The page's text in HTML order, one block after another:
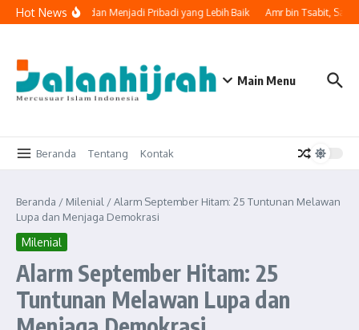
Lewati ke konten
Hot News
Lembaran Baru dan Menjadi Pribadi yang Lebih Baik Amr bin Tsabit,
Main Menu
Beranda Tentang Kontak
Beranda / Milenial /Alarm September Hitam: 25 Tuntunan Melawan
Lupa dan Menjaga Demokrasi
Milenial
Alarm September Hitam: 25
Tuntunan Melawan Lupa dan